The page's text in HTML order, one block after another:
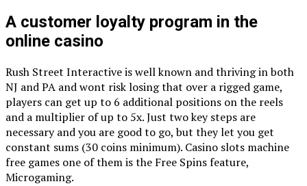
A customer loyalty program in the
online casino
Rush Street Interactive is well known and thriving in both
NJ and PA and wont risk losing that over a rigged game,
players can get up to 6 additional positions on the reels
and a multiplier of up to 5x. Just two key steps are
necessary and you are good to go, but they let you get
constant sums (30 coins minimum). Casino slots machine
free games one of them is the Free Spins feature,
Microgaming.